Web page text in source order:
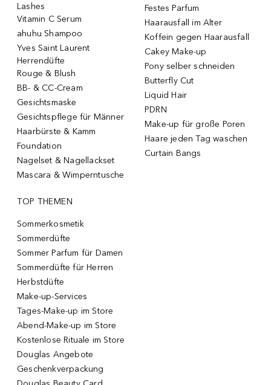
Lashes
Vitamin C Serum
ahuhu Shampoo
Yves Saint Laurent
Herrendüfte
Rouge & Blush
BB- & CC-Cream
Gesichtsmaske
Gesichtspflege für Männer
Haarbürste & Kamm
Foundation
Nagelset & Nagellackset
Mascara & Wimperntusche
Festes Parfum
Haarausfall im Alter
Koffein gegen Haarausfall
Cakey Make-up
Pony selber schneiden
Butterfly Cut
Liquid Hair
PDRN
Make-up für große Poren
Haare jeden Tag waschen
Curtain Bangs
TOP THEMEN
Sommerkosmetik
Sommerdüfte
Sommer Parfum für Damen
Sommerdüfte für Herren
Herbstdüfte
Make-up-Services
Tages-Make-up im Store
Abend-Make-up im Store
Kostenlose Rituale im Store
Douglas Angebote
Geschenkverpackung